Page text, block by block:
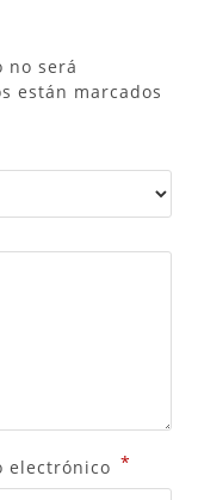
no será
están marcados
electrónico *